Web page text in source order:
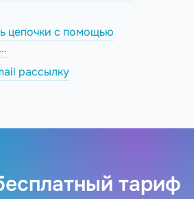
цепочки с помощью
рассылку
тариф